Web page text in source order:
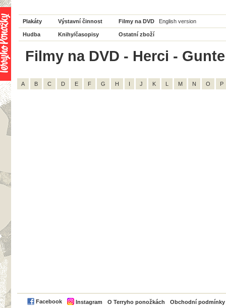
Plakáty Výstavní činnost Filmy na DVD English version
Hudba Knihy/časopisy Ostatní zboží
Filmy na DVD - Herci -
A B C D E F G H I J K L M N O P
Facebook Instagram O Terryho ponožkách Obchodní podmínky
PayPal